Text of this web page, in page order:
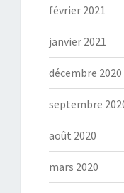
février 2021
janvier 2021
décembre 2020
septembre
août 2020
mars 2020